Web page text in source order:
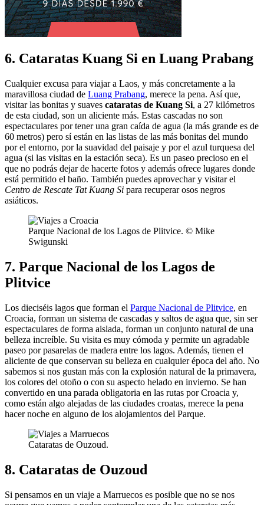
6. Cataratas Kuang Si en Luang Prabang
Cualquier excusa para viajar a Laos, y más concretamente a la
maravillosa ciudad de Luang Prabang, merece la pena. Así que,
visitar las bonitas y suaves cataratas de Kuang Si, a 27 kilómetros
de esta ciudad, son un aliciente más. Estas cascadas no son
espectaculares por tener una gran caída de agua (la más grande es de
60 metros) pero sí están en las listas de las más bonitas del mundo
por el entorno, por la suavidad del paisaje y por el azul turquesa del
agua (si las visitas en la estación seca). Es un paseo precioso en el
que no podrás dejar de hacerte fotos y además ofrece lugares donde
está permitido el baño. También puedes aprovechar y visitar el
Centro de Rescate Tat Kuang Si para recuperar osos negros
asiáticos.
Parque Nacional de los Lagos de Plitvice. © Mike
Swigunski
7. Parque Nacional de los Lagos de
Plitvice
Los dieciséis lagos que forman el Parque Nacional de Plitvice, en
Croacia, forman un sistema de cascadas y saltos de agua que, sin ser
espectaculares de forma aislada, forman un conjunto natural de una
belleza increíble. Su visita es muy cómoda y permite un agradable
paseo por pasarelas de madera entre los lagos. Además, tienen el
aliciente de que conservan su belleza en cualquier época del año. No
sabemos si nos gustan más con la explosión natural de la primavera,
los colores del otoño o con su aspecto helado en invierno. Se han
convertido en una parada obligatoria en las rutas por Croacia y,
como están algo alejadas de las ciudades croatas, merece la pena
hacer noche en alguno de los alojamientos del Parque.
Cataratas de Ouzoud.
8. Cataratas de Ouzoud
Si pensamos en un viaje a Marruecos es posible que no se nos